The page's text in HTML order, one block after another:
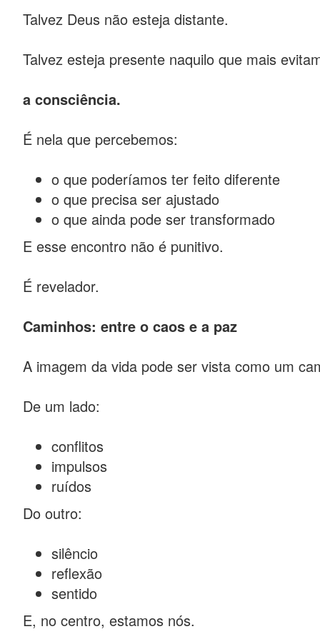
Talvez Deus não esteja distante.
Talvez esteja presente naquilo que mais
a consciência.
É nela que percebemos:
o que poderíamos ter feito diferente
o que precisa ser ajustado
o que ainda pode ser transformado
E esse encontro não é punitivo.
É revelador.
Caminhos: entre o caos e a paz
A imagem da vida pode ser vista como um
De um lado:
conflitos
impulsos
ruídos
Do outro:
silêncio
reflexão
sentido
E, no centro, estamos nós.